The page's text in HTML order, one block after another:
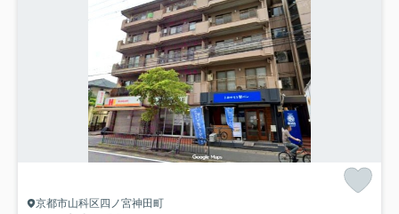
京都市山科区四ノ宮神田町